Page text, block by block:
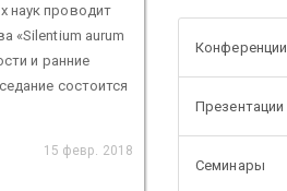
наук проводит
«Silentium aurum
и ранние
состоится
15 февр. 2018
Конференции
Презентации
Семинары